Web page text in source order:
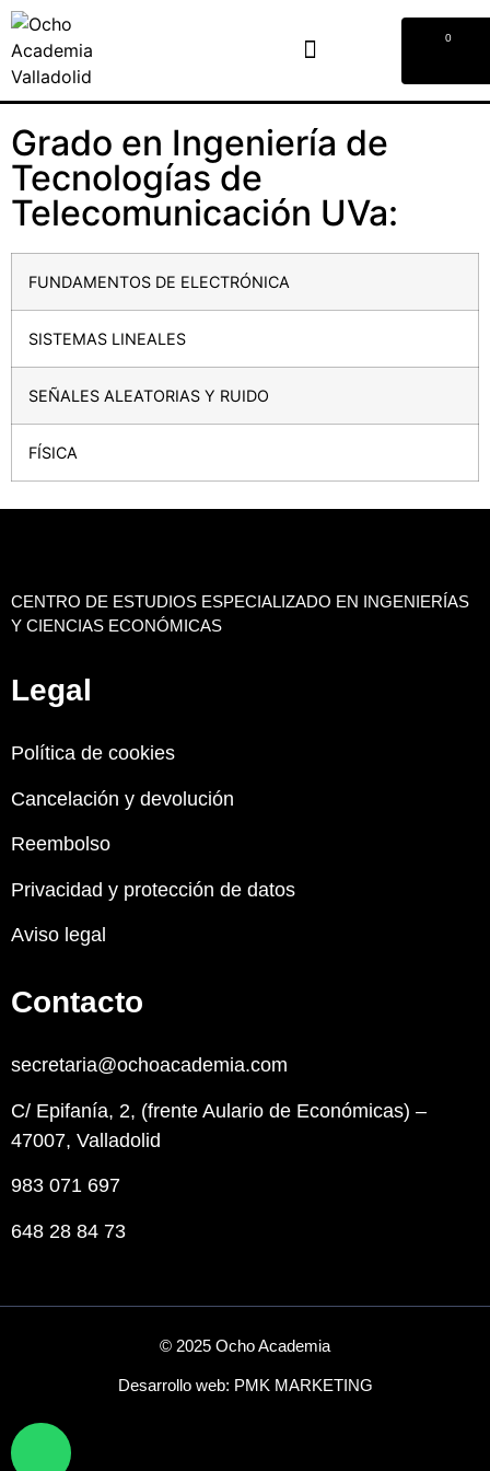
0
Grado en Ingeniería de
Tecnologías de
Telecomunicación UVa:
FUNDAMENTOS DE ELECTRÓNICA
SISTEMAS LINEALES
SEÑALES ALEATORIAS Y RUIDO
FÍSICA
CENTRO DE ESTUDIOS ESPECIALIZADO EN INGENIERÍAS
Y CIENCIAS ECONÓMICAS
Legal
Política de cookies
Cancelación y devolución
Reembolso
Privacidad y protección de datos
Aviso legal
Contacto
secretaria@ochoacademia.com
C/ Epifanía, 2, (frente Aulario de Económicas) –
47007, Valladolid
983 071 697
648 28 84 73
© 2025 Ocho Academia
Desarrollo web: PMK MARKETING